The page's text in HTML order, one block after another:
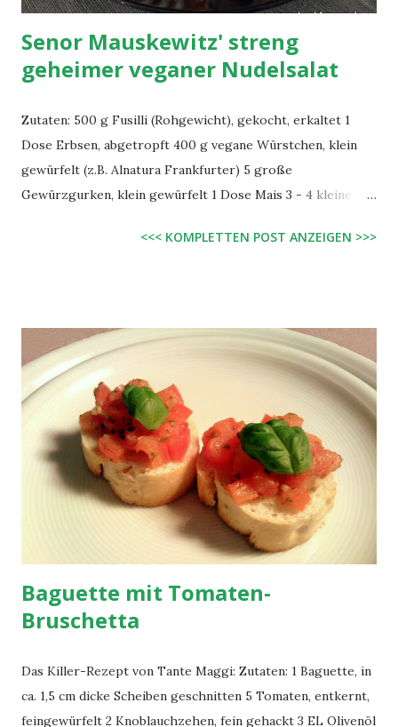
Senor Mauskewitz' streng
geheimer veganer Nudelsalat
Zutaten: 500 g Fusilli (Rohgewicht), gekocht, erkaltet 1
Dose Erbsen, abgetropft 400 g vegane Würstchen, klein
gewürfelt (z.B. Alnatura Frankfurter) 5 große
Gewürzgurken, klein gewürfelt 1 Dose Mais 3 - 4 kleine
200 g vegane Mayonnaise 150 g Ketchup Salz, Pfeffer evtl.
Ketchup-Mayo.
<<< KOMPLETTEN POST ANZEIGEN >>>
Baguette mit Tomaten-
Bruschetta
Das Killer-Rezept von Tante Maggi: Zutaten: 1 Baguette, in
ca. 1,5 cm dicke Scheiben geschnitten 5 Tomaten, entkernt,
feingewürfelt 2 Knoblauchzehen, fein gehackt 3 EL Olivenöl